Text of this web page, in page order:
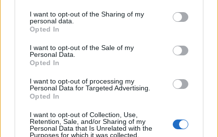
I want to opt-out of the Sharing of my
personal data.
Opted In
I want to opt-out of the Sale of my
Personal Data.
Opted In
I want to opt-out of processing my
Personal Data for Targeted Advertising.
Opted In
I want to opt-out of Collection, Use,
Retention, Sale, and/or Sharing of my
Personal Data that Is Unrelated with the
Purposes for which it was collected.
Këmbimi valutor/ Me sa
blihen e shiten dollari dhe
euro, çfarë ndodh me
monedhat e tjera
Revolta qytetare hyn sot
Protestuesit të vendosur
deri në dorëheqjen e